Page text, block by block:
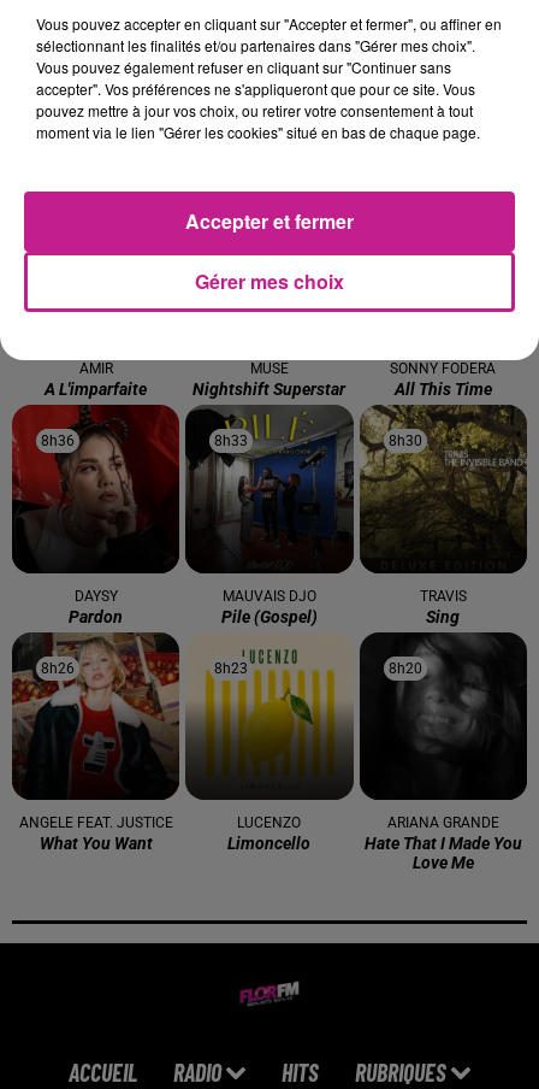
TITRES DIFFUSÉS
AMIR
A L'imparfaite
8h47
8h47
MUSE
Nightshift Superstar
SONNY FODERA
All This Time
8h36
8h36
DAYSY
Pardon
8h33
8h33
MAUVAIS DJO
Pile (gospel)
8h30
8h30
TRAVIS
Sing
8h26
8h26
ANGELE FEAT. JUSTICE
What You Want
8h23
8h23
LUCENZO
Limoncello
8h20
8h20
ARIANA GRANDE
Hate That I Made You
Love Me
ACCUEIL RADIO HITS RUBRIQUES
Vous pouvez accepter en cliquant sur "Accepter et fermer", ou affiner en
sélectionnant les finalités et/ou partenaires dans "Gérer mes choix".
Vous pouvez également refuser en cliquant sur "Continuer sans
accepter". Vos préférences ne s'appliqueront que pour ce site. Vous
pouvez mettre à jour vos choix, ou retirer votre consentement à tout
moment via le lien "Gérer les cookies" situé en bas de chaque page.
Gérer mes choix
Accepter et fermer